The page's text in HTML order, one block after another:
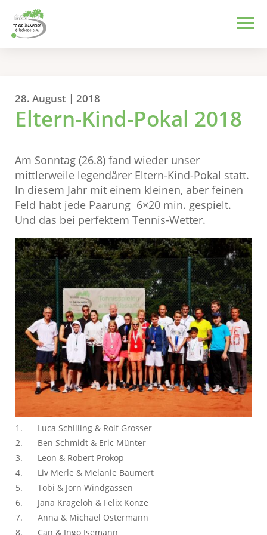
28. August | 2018
Eltern-Kind-Pokal 2018
Am Sonntag (26.8) fand wieder unser
mittlerweile legendärer Eltern-Kind-Pokal statt.
In diesem Jahr mit einem kleinen, aber feinen
Feld habt jede Paarung 6×20 min. gespielt.
Und das bei perfektem Tennis-Wetter.
1.
Luca Schilling & Rolf Grosser
2.
Ben Schmidt & Eric Münter
3.
Leon & Robert Prokop
4.
Liv Merle & Melanie Baumert
5.
Tobi & Jörn Windgassen
6.
Jana Krägeloh & Felix Konze
7.
Anna & Michael Ostermann
8.
Can & Ingo Isemann